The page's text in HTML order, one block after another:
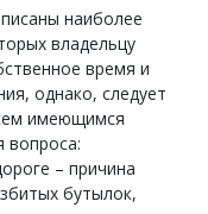
наиболее
владельцу
время и
однако, следует
имеющимся
вопроса:
– причина
бутылок,